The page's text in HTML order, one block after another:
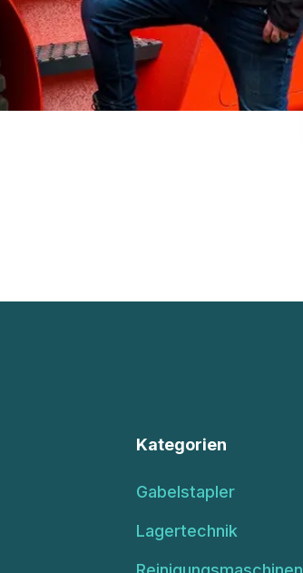
Kategorien
Gabelstapler
Lagertechnik